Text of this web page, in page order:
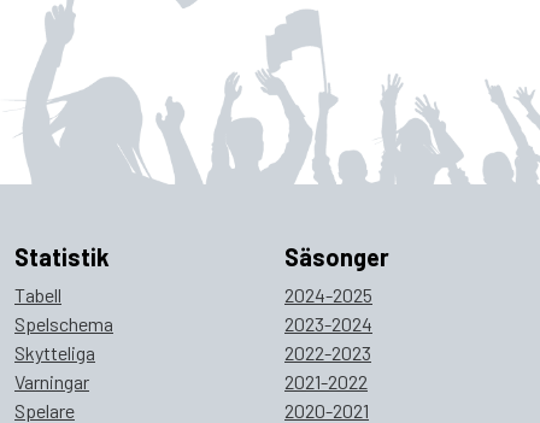
Statistik
Tabell
Spelschema
Skytteliga
Varningar
Spelare
Säsonger
2024-2025
2023-2024
2022-2023
2021-2022
2020-2021